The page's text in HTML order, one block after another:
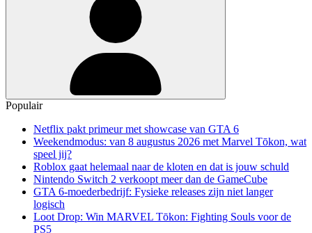
Populair
Netflix pakt primeur met showcase van GTA 6
Weekendmodus: van 8 augustus 2026 met Marvel Tōkon, wat
speel jij?
Roblox gaat helemaal naar de kloten en dat is jouw schuld
Nintendo Switch 2 verkoopt meer dan de GameCube
GTA 6-moederbedrijf: Fysieke releases zijn niet langer
logisch
Loot Drop: Win MARVEL Tōkon: Fighting Souls voor de
PS5